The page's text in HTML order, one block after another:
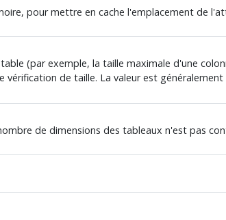
pour mettre en cache l'emplacement de
(par exemple, la taille maximale d'une
de taille. La valeur est généralement
de dimensions des tableaux n'est pas